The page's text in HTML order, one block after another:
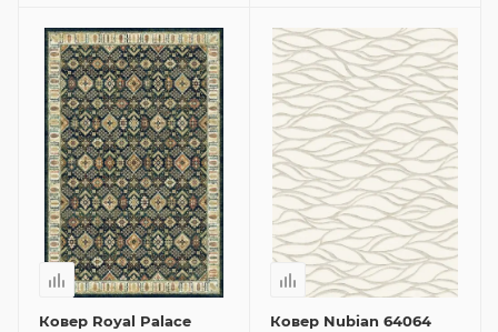
Ковер Royal Palace
Ковер Nubian 64064